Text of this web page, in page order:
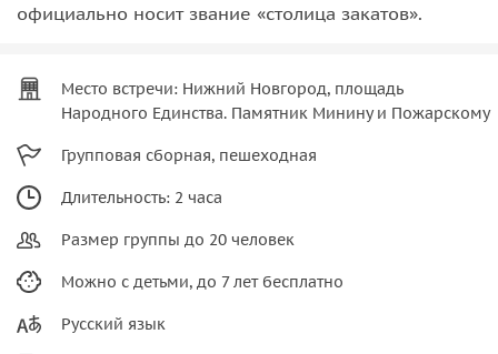
официально носит звание «столица закатов».
Место встречи: Нижний Новгород, площадь
Народного Единства. Памятник Минину и Пожарскому
Групповая сборная, пешеходная
Длительность: 2 часа
Размер группы до 20 человек
Можно с детьми, до 7 лет бесплатно
Русский язык